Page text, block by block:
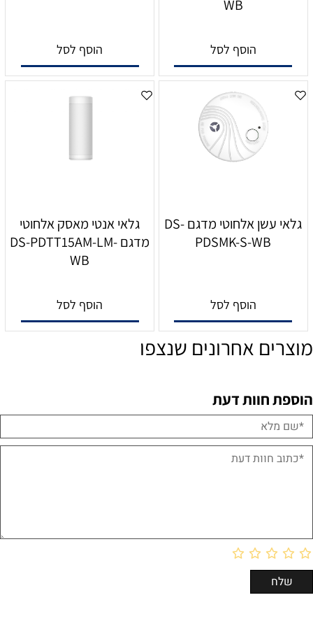
WB
הוסף לסל הוסף לסל
גלאי עשן אלחוטי מדגם DS-
PDSMK-S-WB
הוסף לסל
גלאי אנטי מאסק אלחוטי
מדגם DS-PDTT15AM-LM-
WB
הוסף לסל
מוצרים אחרונים שנצפו
הוספת חוות דעת